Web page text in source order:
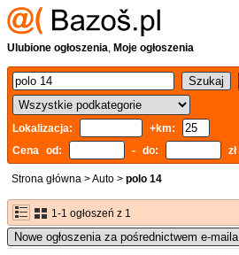
Ulubione ogłoszenia, Moje ogłoszenia
Lokalizacja:
+km:
Cena od:
- do: zł
Strona główna >Auto > polo 14
1-1 ogłoszeń z 1
Nowe ogłoszenia za pośrednictwem e-maila